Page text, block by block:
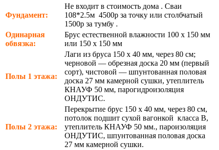
Фундамент:
Не входит в стоимость дома . Сваи
108*2.5м 4500р за точку или столбчатый
1500р за тумбу .
Одинарная
обвязка:
Брус естественной влажности 100 х 150 мм
или 150 х 150 мм
Полы 1 этажа:
Лаги из бруса 150 х 40 мм, через 80 см;
черновой — обрезная доска 20 мм (первый
сорт), чистовой — шпунтованная половая
доска 27 мм камерной сушки, утеплитель
КНАУФ 50 мм, парогидроизоляция
ОНДУТИС.
Полы 2 этажа:
Перекрытие брус 150 х 40 мм, через 80 см,
потолок подшит сухой вагонкой класса В,
утеплитель КНАУФ 50 мм., пароизоляция
ОНДУТИС, шпунтованная половая доска
27 мм камерной сушки.